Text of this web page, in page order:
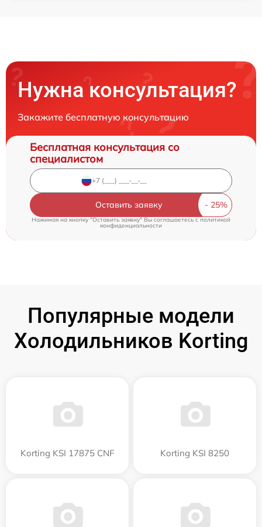
Нужна консультация?
Закажите бесплатную консультацию
Бесплатная консультация со
специалистом
Оставить заявку
Нажимая на кнопку "Оставить заявку" Вы соглашаетесь cполитикой
конфиденциальности
Популярные модели
Холодильников Korting
Korting KSI 17875 CNF Korting KSI 8250